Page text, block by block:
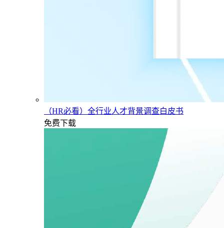
（HR必看）全行业人才背景调查白皮书
免费下载